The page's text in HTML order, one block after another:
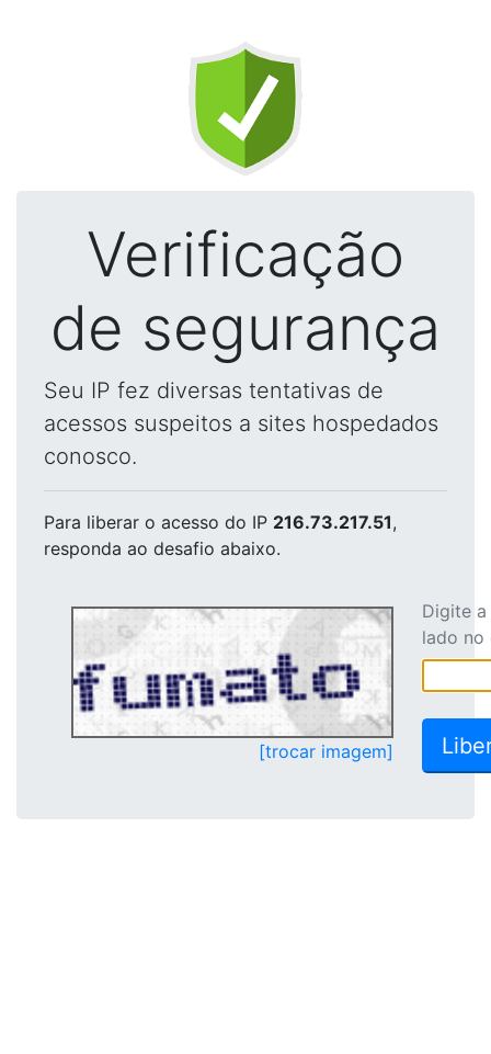
Verificação
de segurança
Seu IP fez diversas tentativas de
acessos suspeitos a sites hospedados
conosco.
Para liberar o acesso do IP 216.73.217.51,
responda ao desafio abaixo.
[trocar imagem]
Digite
lado no